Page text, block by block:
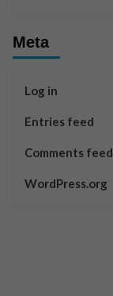
Meta
Log in
Entries feed
Comments feed
WordPress.org